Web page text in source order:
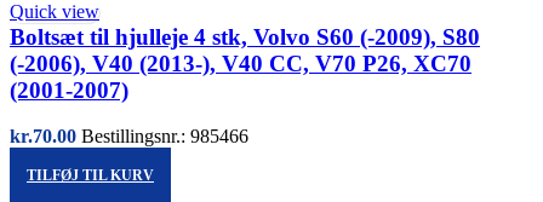
Quick view
Boltsæt til hjulleje 4 stk, Volvo S60 (-2009), S80
(-2006), V40 (2013-), V40 CC, V70 P26, XC70
(2001-2007)
kr.70.00 Bestillingsnr.: 985466
TILFØJ TIL KURV